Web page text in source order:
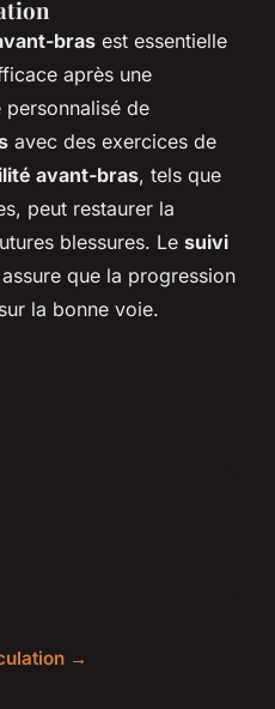
bras est essentielle
après une
de
avec des exercices de
avant-bras, tels que
peut restaurer la
blessures. Le suivi
assure que la progression
la bonne voie.
→